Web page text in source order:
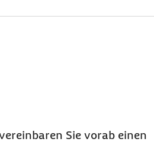
Sie vorab einen